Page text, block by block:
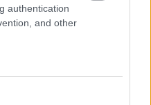
authentication
and other
Αυτά τα ζώδια είναι
δεν χρειάζεται να